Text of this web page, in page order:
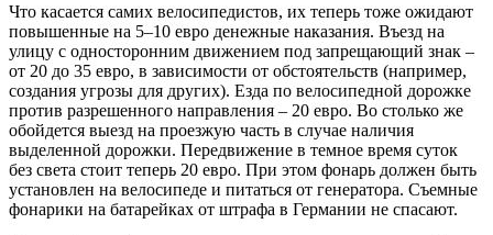
Что касается самих велосипедистов, их теперь тоже ожидают
повышенные на 5–10 евро денежные наказания. Въезд на
улицу с односторонним движением под запрещающий знак –
от 20 до 35 евро, в зависимости от обстоятельств (например,
создания угрозы для других). Езда по велосипедной дорожке
против разрешенного направления – 20 евро. Во столько же
обойдется выезд на проезжую часть в случае наличия
выделенной дорожки. Передвижение в темное время суток
без света стоит теперь 20 евро. При этом фонарь должен быть
установлен на велосипеде и питаться от генератора. Съемные
фонарики на батарейках от штрафа в Германии не спасают.